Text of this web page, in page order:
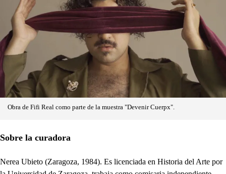
Obra de Fifi Real como parte de la muestra "Devenir Cuerpx".
Sobre la curadora
Nerea Ubieto (Zaragoza, 1984). Es licenciada en Historia del Arte por